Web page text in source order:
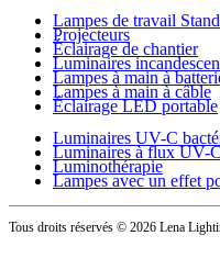
Lampes de travail
Projecteurs
Éclairage de chantier
Luminaires
Lampes à main à
Lampes à main à câble
Éclairage LED portable
Luminaires UV-C
Luminaires à flux UV-
Luminothérapie
Lampes avec un effet
Tous droits réservés © 2026 Lena